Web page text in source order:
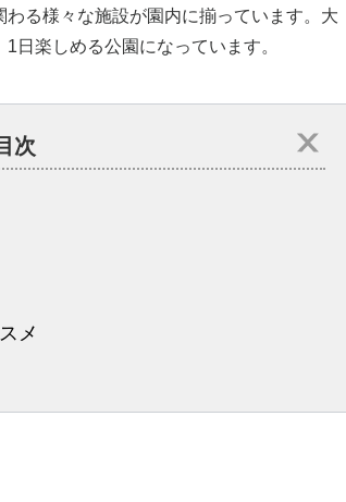
る様々な施設が園内に揃っています。大
日楽しめる公園になっています。
次
メ